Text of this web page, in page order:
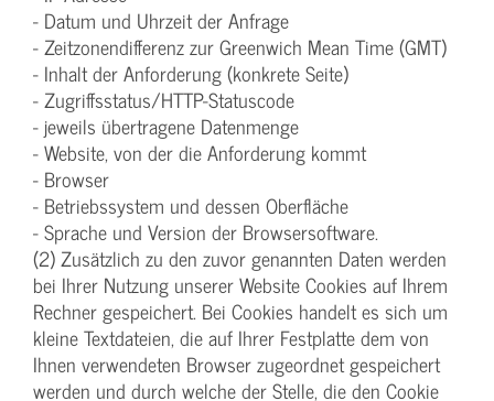
- Datum und Uhrzeit der Anfrage
- Zeitzonendifferenz zur Greenwich Mean Time (GMT)
- Inhalt der Anforderung (konkrete Seite)
- Zugriffsstatus/HTTP-Statuscode
- jeweils übertragene Datenmenge
- Website, von der die Anforderung kommt
- Browser
- Betriebssystem und dessen Oberfläche
- Sprache und Version der Browsersoftware.
(2) Zusätzlich zu den zuvor genannten Daten werden
bei Ihrer Nutzung unserer Website Cookies auf Ihrem
Rechner gespeichert. Bei Cookies handelt es sich um
kleine Textdateien, die auf Ihrer Festplatte dem von
Ihnen verwendeten Browser zugeordnet gespeichert
werden und durch welche der Stelle, die den Cookie